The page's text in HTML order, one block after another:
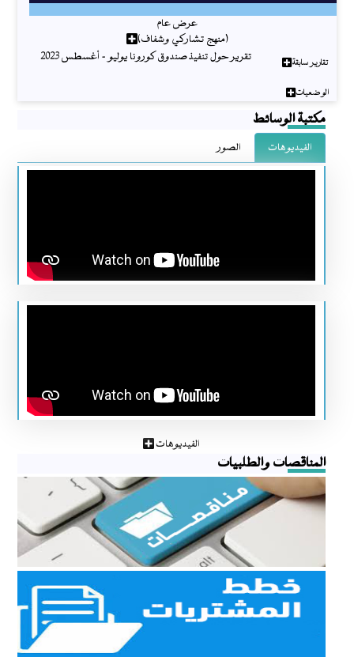
عرض عام
(منهج تشاركي وشفاف)
تقارير سابقة تقرير حول تنفيذ صندوق كورونا يوليو - أغسطس 2023
الوضعيات
مكتبة الوسائط
الفيديوهات الصور
الفيديوهات
المناقصات والطلبيات